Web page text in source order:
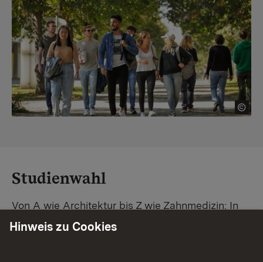
Studienwahl
Von A wie Architektur bis Z wie Zahnmedizin: In
Baden-Württemberg warten unzählige
Hinweis zu Cookies